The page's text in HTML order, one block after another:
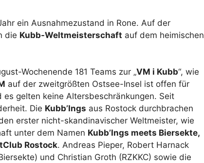
ein Ausnahmezustand in Rone. Auf der
die Kubb-Weltmeisterschaft auf dem heimischen
Wochenende 181 Teams zur „VM i Kubb“, wie
auf der zweitgrößten Ostsee-Insel ist offen für
gelten keine Altersbeschränkungen. Seit
Die Kubb’Ings aus Rostock durchbrachen
erster nicht-skandinavischer Weltmeister, wie
unter dem Namen Kubb’Ings meets Biersekte,
Rostock. Andreas Pieper, Robert Harnack
und Christian Groth (RZKKC) sowie die